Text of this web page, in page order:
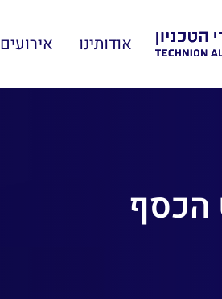
אודותינו אירועים
הכסף